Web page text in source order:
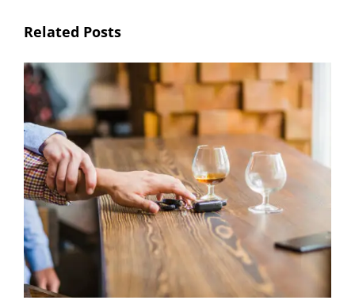
Related Posts